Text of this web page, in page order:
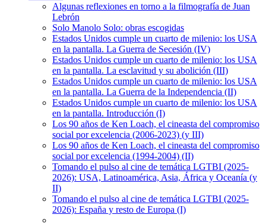
Algunas reflexiones en torno a la filmografía de Juan
Lebrón
Solo Manolo Solo: obras escogidas
Estados Unidos cumple un cuarto de milenio: los USA
en la pantalla. La Guerra de Secesión (IV)
Estados Unidos cumple un cuarto de milenio: los USA
en la pantalla. La esclavitud y su abolición (III)
Estados Unidos cumple un cuarto de milenio: los USA
en la pantalla. La Guerra de la Independencia (II)
Estados Unidos cumple un cuarto de milenio: los USA
en la pantalla. Introducción (I)
Los 90 años de Ken Loach, el cineasta del compromiso
social por excelencia (2006-2023) (y III)
Los 90 años de Ken Loach, el cineasta del compromiso
social por excelencia (1994-2004) (II)
Tomando el pulso al cine de temática LGTBI (2025-
2026): USA, Latinoamérica, Asia, África y Oceanía (y
II)
Tomando el pulso al cine de temática LGTBI (2025-
2026): España y resto de Europa (I)